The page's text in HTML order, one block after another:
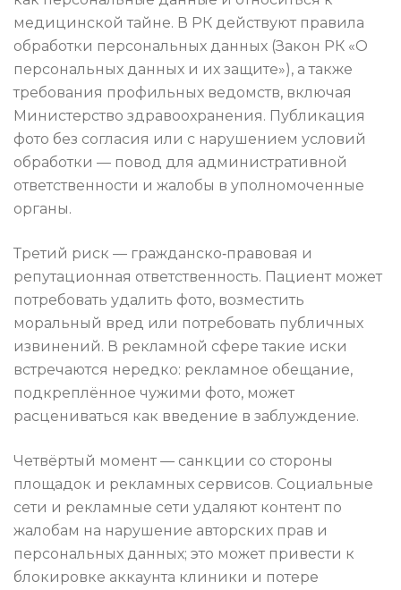
медицинской тайне. В РК действуют правила
обработки персональных данных (Закон РК «О
персональных данных и их защите»), а также
требования профильных ведомств, включая
Министерство здравоохранения. Публикация
фото без согласия или с нарушением условий
обработки — повод для административной
ответственности и жалобы в уполномоченные
органы.
Третий риск — гражданско‑правовая и
репутационная ответственность. Пациент может
потребовать удалить фото, возместить
моральный вред или потребовать публичных
извинений. В рекламной сфере такие иски
встречаются нередко: рекламное обещание,
подкреплённое чужими фото, может
расцениваться как введение в заблуждение.
Четвёртый момент — санкции со стороны
площадок и рекламных сервисов. Социальные
сети и рекламные сети удаляют контент по
жалобам на нарушение авторских прав и
персональных данных; это может привести к
блокировке аккаунта клиники и потере